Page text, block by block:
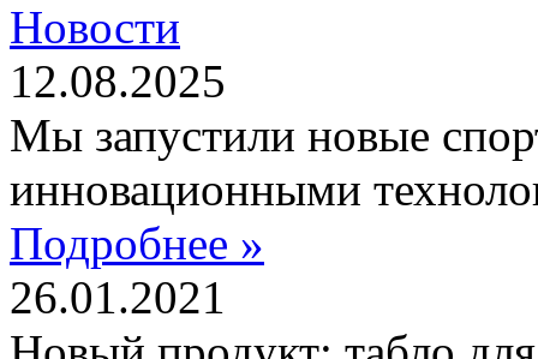
Новости
12.08.2025
Мы запустили новые
инновационными
Подробнее »
26.01.2021